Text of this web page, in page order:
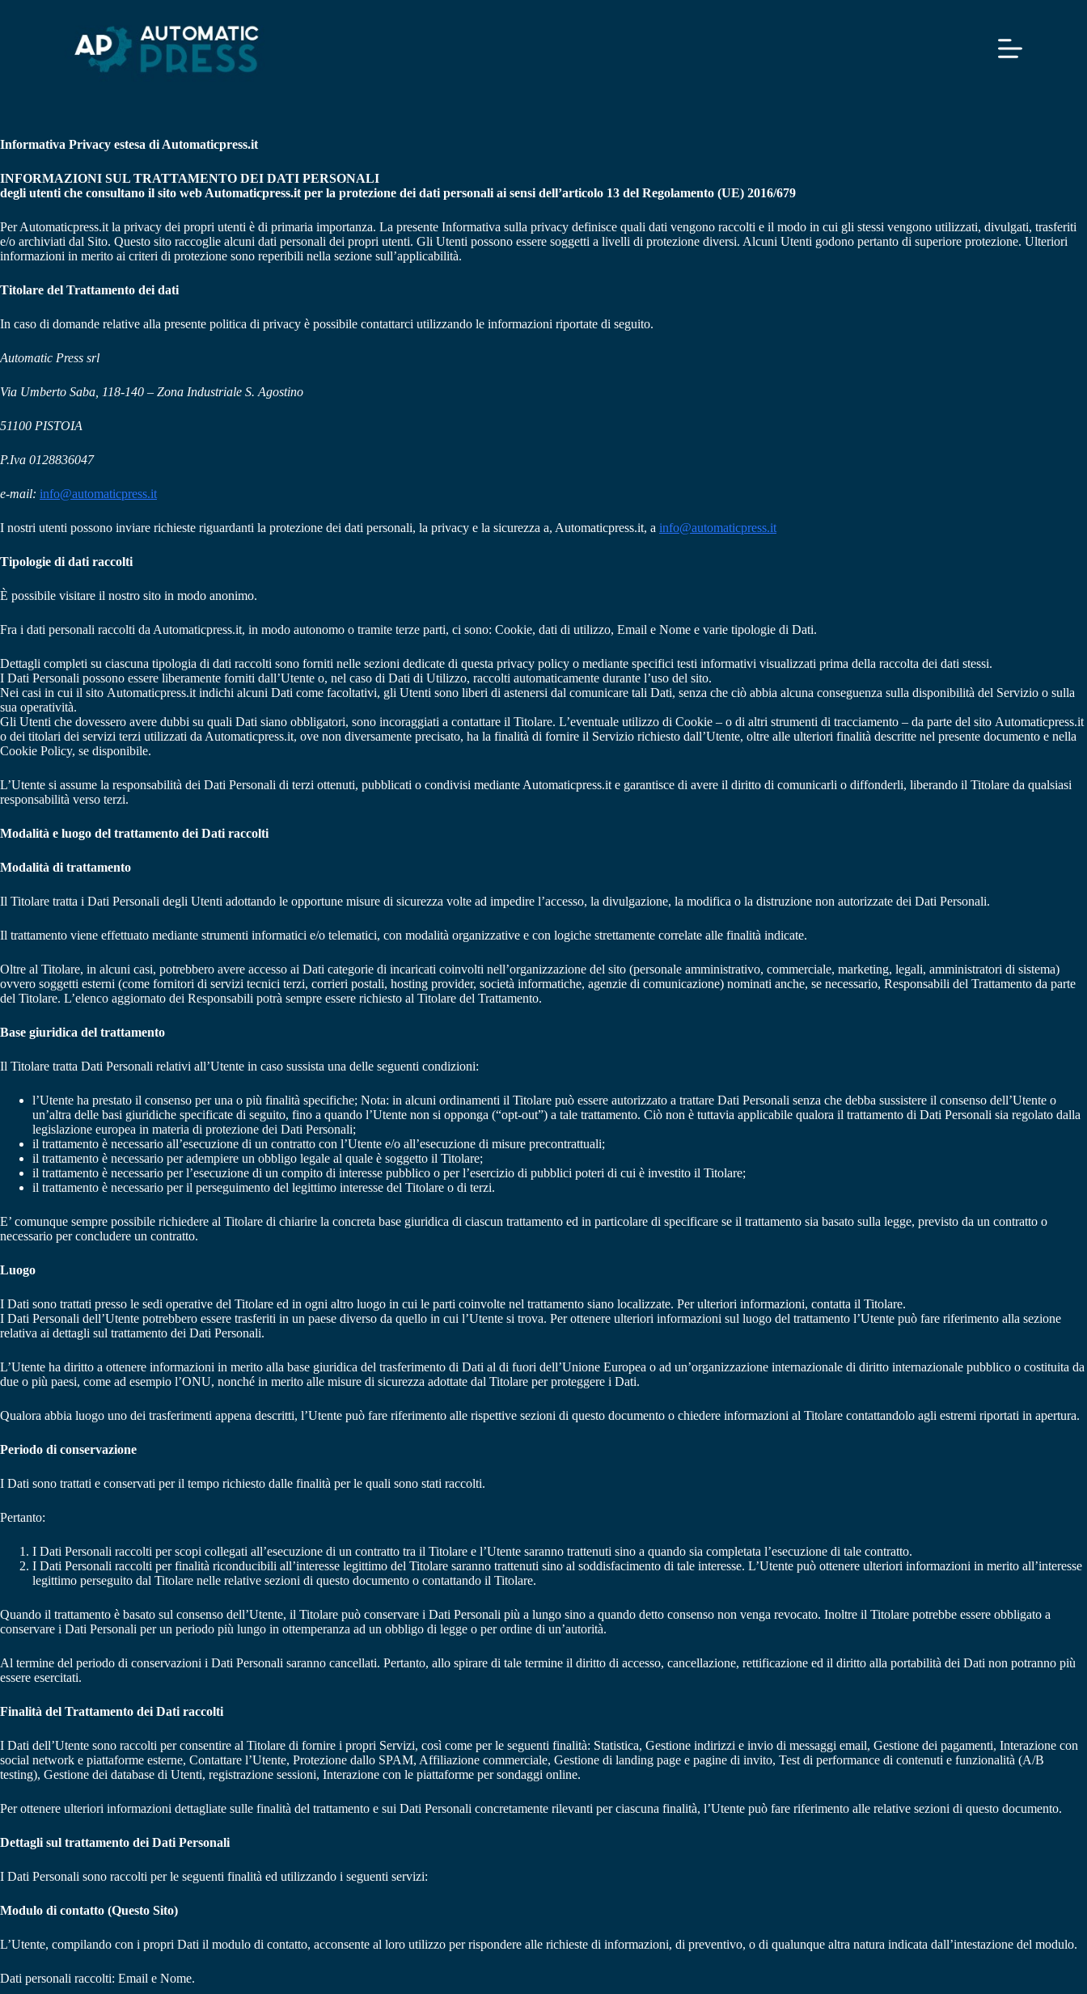
n
e
n
u
o
Informativa Privacy estesa di Automaticpress.it
INFORMAZIONI SUL TRATTAMENTO DEI DATI PERSONALI
degli utenti che consultano il sito web Automaticpress.it per la protezione dei dati personali ai sensi dell’articolo 13 del Regolamento (UE) 2016/679
Per Automaticpress.it la privacy dei propri utenti è di primaria importanza. La presente Informativa sulla privacy definisce quali dati vengono raccolti e il modo in cui gli stessi vengono utilizzati, divulgati, trasferiti
e/o archiviati dal Sito. Questo sito raccoglie alcuni dati personali dei propri utenti. Gli Utenti possono essere soggetti a livelli di protezione diversi. Alcuni Utenti godono pertanto di superiore protezione. Ulteriori
informazioni in merito ai criteri di protezione sono reperibili nella sezione sull’applicabilità.
Titolare del Trattamento dei dati
In caso di domande relative alla presente politica di privacy è possibile contattarci utilizzando le informazioni riportate di seguito.
Automatic Press srl
Via Umberto Saba, 118-140 – Zona Industriale S. Agostino
51100 PISTOIA
P.Iva 0128836047
e-mail: info@automaticpress.it
I nostri utenti possono inviare richieste riguardanti la protezione dei dati personali, la privacy e la sicurezza a, Automaticpress.it, a info@automaticpress.it
Tipologie di dati raccolti
È possibile visitare il nostro sito in modo anonimo.
Fra i dati personali raccolti da Automaticpress.it, in modo autonomo o tramite terze parti, ci sono: Cookie, dati di utilizzo, Email e Nome e varie tipologie di Dati.
Dettagli completi su ciascuna tipologia di dati raccolti sono forniti nelle sezioni dedicate di questa privacy policy o mediante specifici testi informativi visualizzati prima della raccolta dei dati stessi.
I Dati Personali possono essere liberamente forniti dall’Utente o, nel caso di Dati di Utilizzo, raccolti automaticamente durante l’uso del sito.
Nei casi in cui il sito Automaticpress.it indichi alcuni Dati come facoltativi, gli Utenti sono liberi di astenersi dal comunicare tali Dati, senza che ciò abbia alcuna conseguenza sulla disponibilità del Servizio o sulla
sua operatività.
Gli Utenti che dovessero avere dubbi su quali Dati siano obbligatori, sono incoraggiati a contattare il Titolare. L’eventuale utilizzo di Cookie – o di altri strumenti di tracciamento – da parte del sito Automaticpress.it
o dei titolari dei servizi terzi utilizzati da Automaticpress.it, ove non diversamente precisato, ha la finalità di fornire il Servizio richiesto dall’Utente, oltre alle ulteriori finalità descritte nel presente documento e nella
Cookie Policy, se disponibile.
L’Utente si assume la responsabilità dei Dati Personali di terzi ottenuti, pubblicati o condivisi mediante Automaticpress.it e garantisce di avere il diritto di comunicarli o diffonderli, liberando il Titolare da qualsiasi
responsabilità verso terzi.
Modalità e luogo del trattamento dei Dati raccolti
Modalità di trattamento
Il Titolare tratta i Dati Personali degli Utenti adottando le opportune misure di sicurezza volte ad impedire l’accesso, la divulgazione, la modifica o la distruzione non autorizzate dei Dati Personali.
Il trattamento viene effettuato mediante strumenti informatici e/o telematici, con modalità organizzative e con logiche strettamente correlate alle finalità indicate.
Oltre al Titolare, in alcuni casi, potrebbero avere accesso ai Dati categorie di incaricati coinvolti nell’organizzazione del sito (personale amministrativo, commerciale, marketing, legali, amministratori di sistema)
ovvero soggetti esterni (come fornitori di servizi tecnici terzi, corrieri postali, hosting provider, società informatiche, agenzie di comunicazione) nominati anche, se necessario, Responsabili del Trattamento da parte
del Titolare. L’elenco aggiornato dei Responsabili potrà sempre essere richiesto al Titolare del Trattamento.
Base giuridica del trattamento
Il Titolare tratta Dati Personali relativi all’Utente in caso sussista una delle seguenti condizioni:
l’Utente ha prestato il consenso per una o più finalità specifiche; Nota: in alcuni ordinamenti il Titolare può essere autorizzato a trattare Dati Personali senza che debba sussistere il consenso dell’Utente o
un’altra delle basi giuridiche specificate di seguito, fino a quando l’Utente non si opponga (“opt-out”) a tale trattamento. Ciò non è tuttavia applicabile qualora il trattamento di Dati Personali sia regolato dalla
legislazione europea in materia di protezione dei Dati Personali;
il trattamento è necessario all’esecuzione di un contratto con l’Utente e/o all’esecuzione di misure precontrattuali;
il trattamento è necessario per adempiere un obbligo legale al quale è soggetto il Titolare;
il trattamento è necessario per l’esecuzione di un compito di interesse pubblico o per l’esercizio di pubblici poteri di cui è investito il Titolare;
il trattamento è necessario per il perseguimento del legittimo interesse del Titolare o di terzi.
E’ comunque sempre possibile richiedere al Titolare di chiarire la concreta base giuridica di ciascun trattamento ed in particolare di specificare se il trattamento sia basato sulla legge, previsto da un contratto o
necessario per concludere un contratto.
Luogo
I Dati sono trattati presso le sedi operative del Titolare ed in ogni altro luogo in cui le parti coinvolte nel trattamento siano localizzate. Per ulteriori informazioni, contatta il Titolare.
I Dati Personali dell’Utente potrebbero essere trasferiti in un paese diverso da quello in cui l’Utente si trova. Per ottenere ulteriori informazioni sul luogo del trattamento l’Utente può fare riferimento alla sezione
relativa ai dettagli sul trattamento dei Dati Personali.
L’Utente ha diritto a ottenere informazioni in merito alla base giuridica del trasferimento di Dati al di fuori dell’Unione Europea o ad un’organizzazione internazionale di diritto internazionale pubblico o costituita da
due o più paesi, come ad esempio l’ONU, nonché in merito alle misure di sicurezza adottate dal Titolare per proteggere i Dati.
Qualora abbia luogo uno dei trasferimenti appena descritti, l’Utente può fare riferimento alle rispettive sezioni di questo documento o chiedere informazioni al Titolare contattandolo agli estremi riportati in apertura.
Periodo di conservazione
I Dati sono trattati e conservati per il tempo richiesto dalle finalità per le quali sono stati raccolti.
Pertanto:
I Dati Personali raccolti per scopi collegati all’esecuzione di un contratto tra il Titolare e l’Utente saranno trattenuti sino a quando sia completata l’esecuzione di tale contratto.
I Dati Personali raccolti per finalità riconducibili all’interesse legittimo del Titolare saranno trattenuti sino al soddisfacimento di tale interesse. L’Utente può ottenere ulteriori informazioni in merito all’interesse
legittimo perseguito dal Titolare nelle relative sezioni di questo documento o contattando il Titolare.
Quando il trattamento è basato sul consenso dell’Utente, il Titolare può conservare i Dati Personali più a lungo sino a quando detto consenso non venga revocato. Inoltre il Titolare potrebbe essere obbligato a
conservare i Dati Personali per un periodo più lungo in ottemperanza ad un obbligo di legge o per ordine di un’autorità.
Al termine del periodo di conservazioni i Dati Personali saranno cancellati. Pertanto, allo spirare di tale termine il diritto di accesso, cancellazione, rettificazione ed il diritto alla portabilità dei Dati non potranno più
essere esercitati.
Finalità del Trattamento dei Dati raccolti
I Dati dell’Utente sono raccolti per consentire al Titolare di fornire i propri Servizi, così come per le seguenti finalità: Statistica, Gestione indirizzi e invio di messaggi email, Gestione dei pagamenti, Interazione con
social network e piattaforme esterne, Contattare l’Utente, Protezione dallo SPAM, Affiliazione commerciale, Gestione di landing page e pagine di invito, Test di performance di contenuti e funzionalità (A/B
testing), Gestione dei database di Utenti, registrazione sessioni, Interazione con le piattaforme per sondaggi online.
Per ottenere ulteriori informazioni dettagliate sulle finalità del trattamento e sui Dati Personali concretamente rilevanti per ciascuna finalità, l’Utente può fare riferimento alle relative sezioni di questo documento.
Dettagli sul trattamento dei Dati Personali
I Dati Personali sono raccolti per le seguenti finalità ed utilizzando i seguenti servizi:
Modulo di contatto (Questo Sito)
L’Utente, compilando con i propri Dati il modulo di contatto, acconsente al loro utilizzo per rispondere alle richieste di informazioni, di preventivo, o di qualunque altra natura indicata dall’intestazione del modulo.
Dati personali raccolti: Email e Nome.